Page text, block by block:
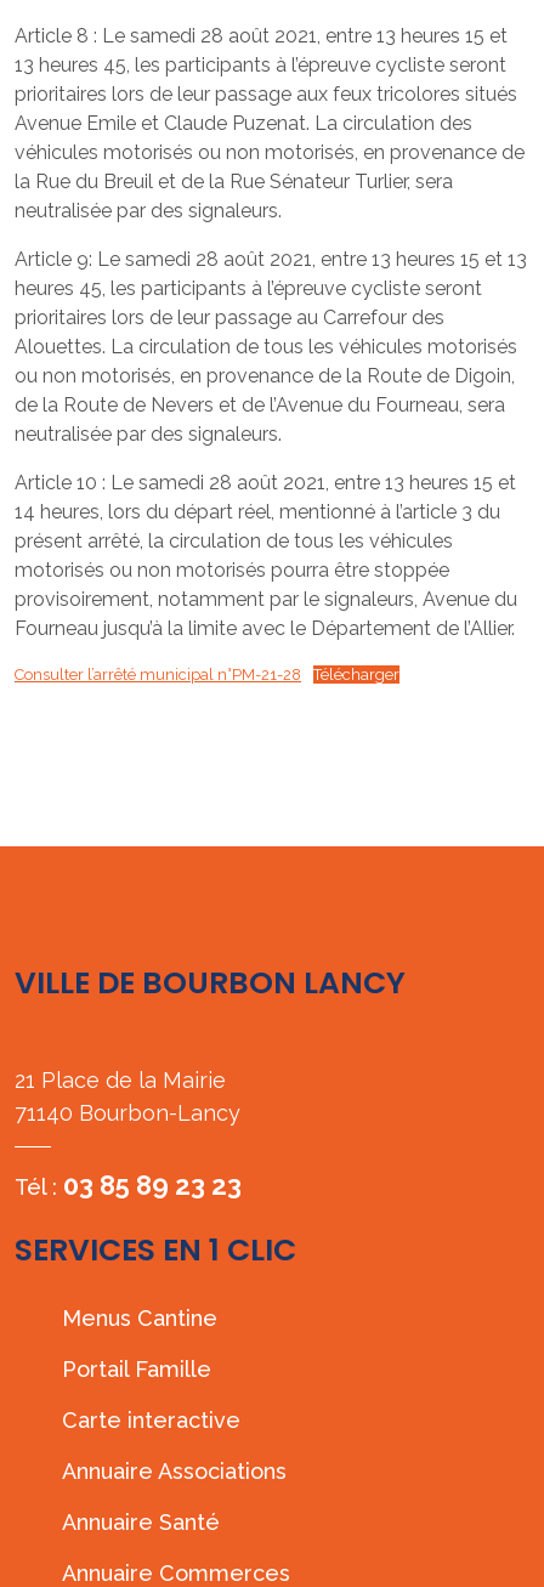
Article 8 : Le samedi 28 août 2021, entre 13 heures 15 et
13 heures 45, les participants à l’épreuve cycliste seront
prioritaires lors de leur passage aux feux tricolores situés
Avenue Emile et Claude Puzenat. La circulation des
véhicules motorisés ou non motorisés, en provenance de
la Rue du Breuil et de la Rue Sénateur Turlier, sera
neutralisée par des signaleurs.
Article 9: Le samedi 28 août 2021, entre 13 heures 15 et 13
heures 45, les participants à l’épreuve cycliste seront
prioritaires lors de leur passage au Carrefour des
Alouettes. La circulation de tous les véhicules motorisés
ou non motorisés, en provenance de la Route de Digoin,
de la Route de Nevers et de l’Avenue du Fourneau, sera
neutralisée par des signaleurs.
Article 10 : Le samedi 28 août 2021, entre 13 heures 15 et
14 heures, lors du départ réel, mentionné à l’article 3 du
présent arrêté, la circulation de tous les véhicules
motorisés ou non motorisés pourra être stoppée
provisoirement, notamment par le signaleurs, Avenue du
Fourneau jusqu’à la limite avec le Département de l’Allier.
Consulter l’arrêté municipal n°PM-21-28 Télécharger
VILLE DE BOURBON LANCY
21 Place de la Mairie
71140 Bourbon-Lancy
Tél : 03 85 89 23 23
SERVICES EN 1 CLIC
Menus Cantine
Portail Famille
Carte interactive
Annuaire Associations
Annuaire Santé
Annuaire Commerces